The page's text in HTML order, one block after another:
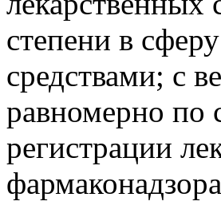
степени в
средствами; с
равномерно по
регистрации